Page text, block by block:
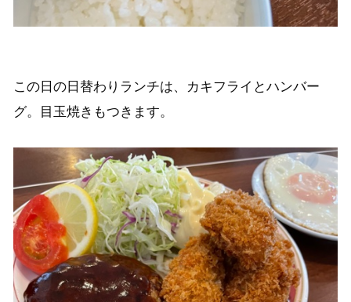
この日の日替わりランチは、カキフライとハンバー
グ。目玉焼きもつきます。